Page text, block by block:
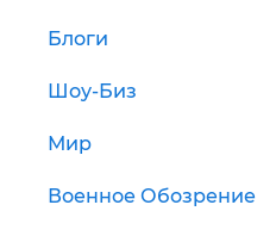
Блоги
Шоу-Биз
Мир
Военное Обозрение